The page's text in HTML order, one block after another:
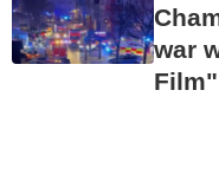
war
Film"